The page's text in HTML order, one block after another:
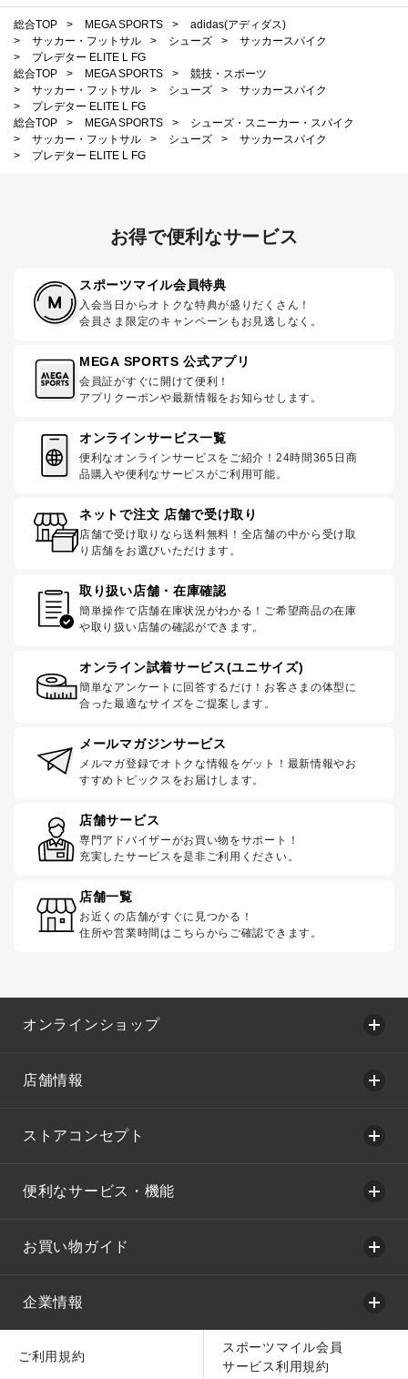
総合TOP > MEGA SPORTS >
adidas(アディダス)
>
サッカー・フットサル > シューズ >
サッカースパイク
>
プレデター ELITE L FG
総合TOP
> MEGA SPORTS >
競技・スポーツ
>
サッカー・フットサル > シューズ >
サッカースパイク
>
プレデター ELITE L FG
総合TOP
> MEGA SPORTS >
シューズ・スニーカー・スパイク
>
サッカー・フットサル > シューズ >
サッカースパイク
>
プレデター ELITE L FG
お得で便利なサービス
スポーツマイル会員特典
入会当日からオトクな特典が盛りだくさん！
会員さま限定のキャンペーンもお見逃しなく。
MEGA SPORTS 公式アプリ
会員証がすぐに開けて便利！
アプリクーポンや最新情報をお知らせします。
オンラインサービス一覧
便利なオンラインサービスをご紹介！24時間365日商
品購入や便利なサービスがご利用可能。
ネットで注文 店舗で受け取り
店舗で受け取りなら送料無料！全店舗の中から受け取
り店舗をお選びいただけます。
取り扱い店舗・在庫確認
簡単操作で店舗在庫状況がわかる！ご希望商品の在庫
や取り扱い店舗の確認ができます。
オンライン試着サービス(ユニサイズ)
簡単なアンケートに回答するだけ！お客さまの体型に
合った最適なサイズをご提案します。
メールマガジンサービス
メルマガ登録でオトクな情報をゲット！最新情報やお
すすめトピックスをお届けします。
店舗サービス
専門アドバイザーがお買い物をサポート！
充実したサービスを是非ご利用ください。
店舗一覧
お近くの店舗がすぐに見つかる！
住所や営業時間はこちらからご確認できます。
オンラインショップ
店舗情報
ストアコンセプト
便利なサービス・機能
お買い物ガイド
企業情報
ご利用規約
スポーツマイル会員
サービス利用規約